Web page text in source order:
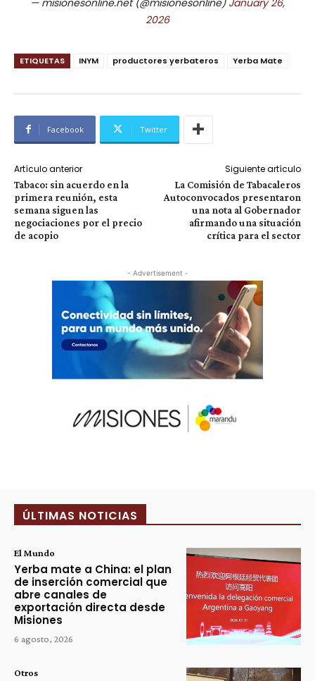
2026
ETIQUETAS INYM productores yerbateros Yerba Mate
Facebook Twitter
Artículo anterior
Tabaco: sin acuerdo en la
primera reunión, esta
semana siguen las
negociaciones por el precio
de acopio
Siguiente artículo
La Comisión de Tabacaleros
Autoconvocados presentaron
una nota al Gobernador
afirmando una situación
crítica para el sector
- Advertisement -
ÚLTIMAS NOTICIAS
El Mundo
Yerba mate a China: el plan
de inserción comercial que
abre canales de
exportación directa desde
Misiones
6 agosto, 2026
Otros